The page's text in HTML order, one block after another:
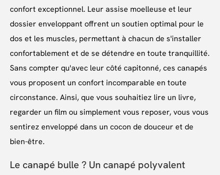
confort exceptionnel. Leur assise moelleuse et leur
dossier enveloppant offrent un soutien optimal pour le
dos et les muscles, permettant à chacun de s'installer
confortablement et de se détendre en toute tranquillité.
Sans compter qu'avec leur côté capitonné, ces canapés
vous proposent un confort incomparable en toute
circonstance. Ainsi, que vous souhaitiez lire un livre,
regarder un film ou simplement vous reposer, vous vous
sentirez enveloppé dans un cocon de douceur et de
bien-être.
Le canapé bulle ? Un canapé polyvalent